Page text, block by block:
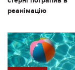
реанімацію